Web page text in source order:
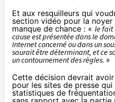
Et aux resquilleurs qui
section vidéo pour la
manque de chance : « le fait
cause est présentée dans le
Internet concerné ou dans un
saurait être déterminant, et ce
un contournement des règles. »
Cette décision devrait
pour les sites de presse
statistiques de